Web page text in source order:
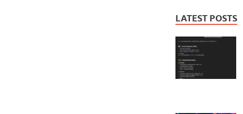
LATEST POSTS